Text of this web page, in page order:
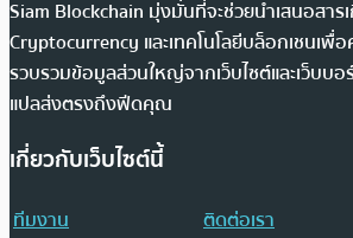
Siam Blockchain มุ่งมั่นที่จะช่วยนำเสนอสาร
Cryptocurrency และเทคโนโลยีบล็อกเชนเพื่อ
รวบรวมข้อมูลส่วนใหญ่จากเว็บไซต์และเว็บบอ
แปลส่งตรงถึงฟีดคุณ
เกี่ยวกับเว็บไซต์นี้
ทีมงาน
ติดต่อเรา